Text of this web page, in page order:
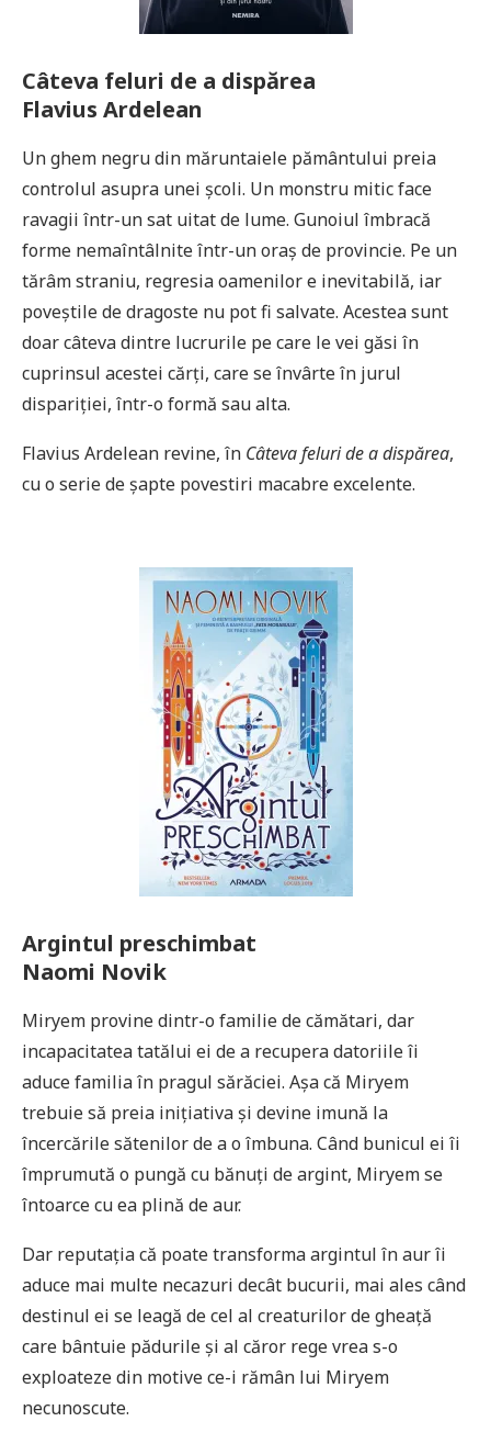
Câteva feluri de a dispărea
Flavius Ardelean
Un ghem negru din măruntaiele pământului preia
controlul asupra unei școli. Un monstru mitic face
ravagii într-un sat uitat de lume. Gunoiul îmbracă
forme nemaîntâlnite într-un oraș de provincie. Pe un
tărâm straniu, regresia oamenilor e inevitabilă, iar
poveștile de dragoste nu pot fi salvate. Acestea sunt
doar câteva dintre lucrurile pe care le vei găsi în
cuprinsul acestei cărți, care se învârte în jurul
dispariției, într-o formă sau alta.
Flavius Ardelean revine, în Câteva feluri de a dispărea,
cu o serie de șapte povestiri macabre excelente.
Argintul preschimbat
Naomi Novik
Miryem provine dintr-o familie de cămătari, dar
incapacitatea tatălui ei de a recupera datoriile îi
aduce familia în pragul sărăciei. Așa că Miryem
trebuie să preia inițiativa și devine imună la
încercările sătenilor de a o îmbuna. Când bunicul ei îi
împrumută o pungă cu bănuți de argint, Miryem se
întoarce cu ea plină de aur.
Dar reputația că poate transforma argintul în aur îi
aduce mai multe necazuri decât bucurii, mai ales când
destinul ei se leagă de cel al creaturilor de gheață
care bântuie pădurile și al căror rege vrea s-o
exploateze din motive ce-i rămân lui Miryem
necunoscute.